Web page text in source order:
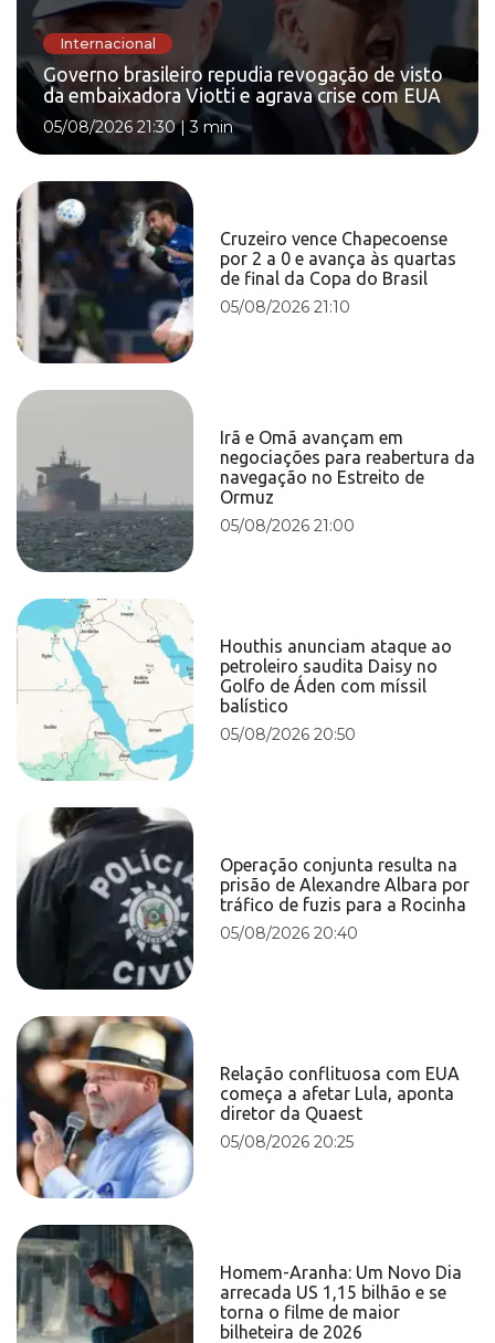
Internacional
Governo brasileiro repudia revogação de visto
da embaixadora Viotti e agrava crise com EUA
05/08/2026 21:30|3 min
Cruzeiro vence Chapecoense
por 2 a 0 e avança às quartas
de final da Copa do Brasil
05/08/2026 21:10
Irã e Omã avançam em
negociações para reabertura da
navegação no Estreito de
Ormuz
05/08/2026 21:00
Houthis anunciam ataque ao
petroleiro saudita Daisy no
Golfo de Áden com míssil
balístico
05/08/2026 20:50
Operação conjunta resulta na
prisão de Alexandre Albara por
tráfico de fuzis para a Rocinha
05/08/2026 20:40
Relação conflituosa com EUA
começa a afetar Lula, aponta
diretor da Quaest
05/08/2026 20:25
Homem-Aranha: Um Novo Dia
arrecada US 1,15 bilhão e se
torna o filme de maior
bilheteira de 2026